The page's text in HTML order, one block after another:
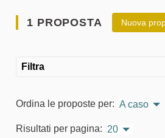
1 PROPOSTA Nuova
Filtra
Ordina le proposte per: A caso
Risultati per pagina: 20